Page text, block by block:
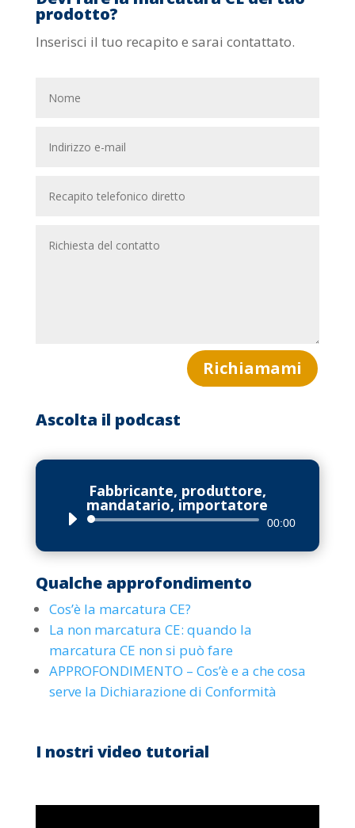
prodotto?
Inserisci il tuo recapito e sarai contattato.
Richiamami
Ascolta il podcast
Fabbricante, produttore,
mandatario, importatore
Audio
00:00
Qualche approfondimento
Cos’è la marcatura CE?
La non marcatura CE: quando la
marcatura CE non si può fare
APPROFONDIMENTO – Cos’è e a che cosa
serve la Dichiarazione di Conformità
I nostri video tutorial